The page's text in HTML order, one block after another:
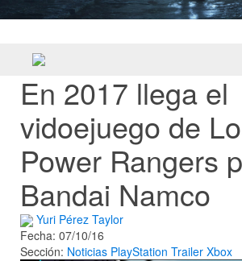
En 2017 llega el
vidoejuego de
Power Rangers
Bandai Namco
Yuri Pérez Taylor
Fecha: 07/10/16
Sección: Noticias PlayStation Trailer Xbox